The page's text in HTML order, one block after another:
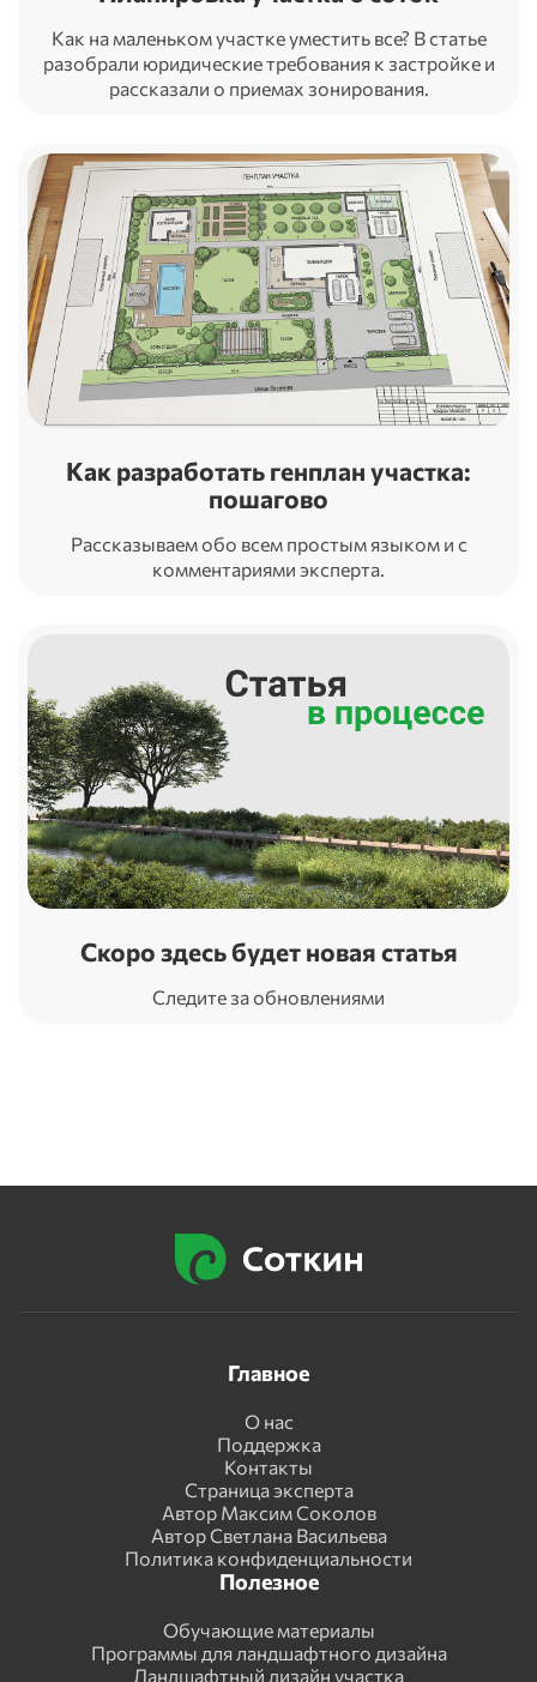
Как на маленьком участке уместить все? В статье
разобрали юридические требования к застройке и
рассказали о приемах зонирования.
Как разработать генплан участка:
пошагово
Рассказываем обо всем простым языком и с
комментариями эксперта.
Скоро здесь будет новая статья
Следите за обновлениями
Главное
О нас
Поддержка
Контакты
Страница эксперта
Автор Максим Соколов
Автор Светлана Васильева
Политика конфиденциальности
Полезное
Обучающие материалы
Программы для ландшафтного дизайна
Ландшафтный дизайн участка